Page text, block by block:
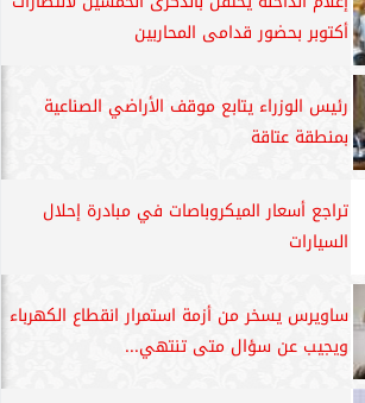
أكتوبر بحضور قدامى المحاربين
رئيس الوزراء يتابع موقف الأراضي الصناعية
بمنطقة عتاقة
تراجع أسعار الميكروباصات في مبادرة إحلال
السيارات
ساويرس يسخر من أزمة استمرار انقطاع الكهرباء
ويجيب عن سؤال متى تنتهي...